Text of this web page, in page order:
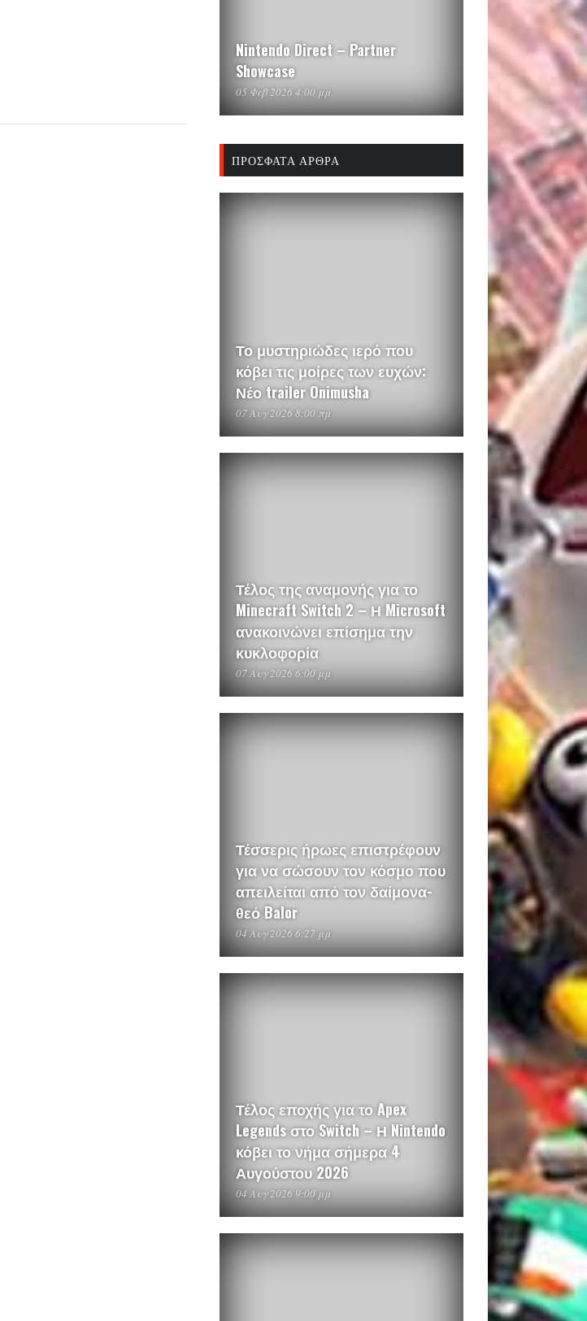
Nintendo Direct – Partner
Showcase
05 Φεβ 2026 4:00 μμ
ΠΡΌΣΦΑΤΑ ΆΡΘΡΑ
Το μυστηριώδες ιερό που
κόβει τις μοίρες των ευχών:
Νέο trailer Onimusha
07 Αυγ 2026 8:00 πμ
Τέλος της αναμονής για το
Minecraft Switch 2 – Η Microsoft
ανακοινώνει επίσημα την
κυκλοφορία
07 Αυγ 2026 6:00 μμ
Τέσσερις ήρωες επιστρέφουν
για να σώσουν τον κόσμο που
απειλείται από τον δαίμονα-
θεό Balor
04 Αυγ 2026 6:27 μμ
Τέλος εποχής για το Apex
Legends στο Switch – Η Nintendo
κόβει το νήμα σήμερα 4
Αυγούστου 2026
04 Αυγ 2026 9:00 μμ